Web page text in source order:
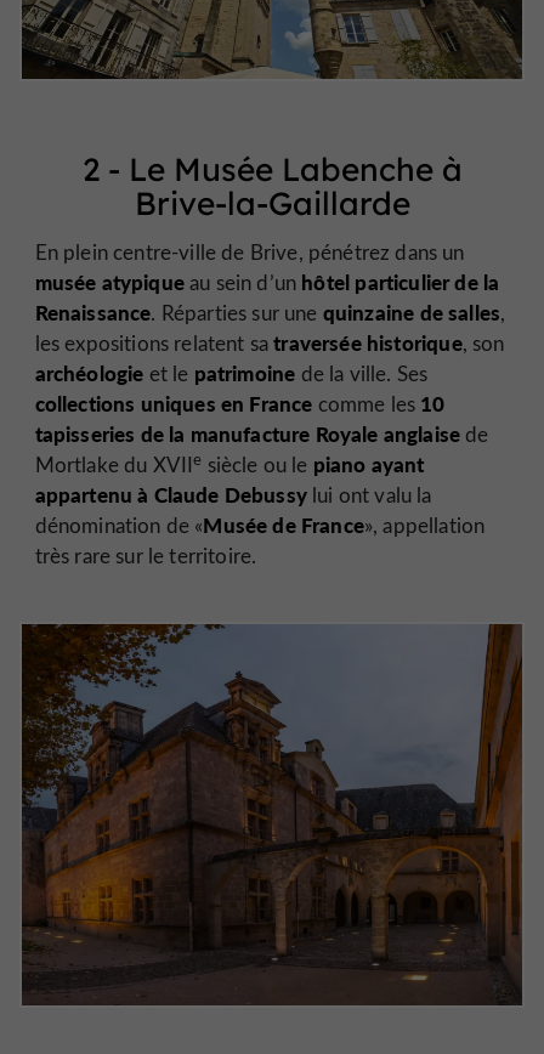
2 - Le Musée Labenche à
Brive-la-Gaillarde
En plein centre-ville de Brive, pénétrez dans un
musée atypiqueau sein d’un hôtel particulier de la
Renaissance. Réparties sur une quinzaine de salles,
les expositions relatent satraversée historique, son
archéologie et le patrimoine de la ville. Ses
collections uniques en France comme les 10
tapisseries de la manufacture Royale anglaise de
Mortlake du XVIIe siècle ou le piano ayant
appartenu à Claude Debussylui ont valu la
dénomination de «Musée de France», appellation
très rare sur le territoire.